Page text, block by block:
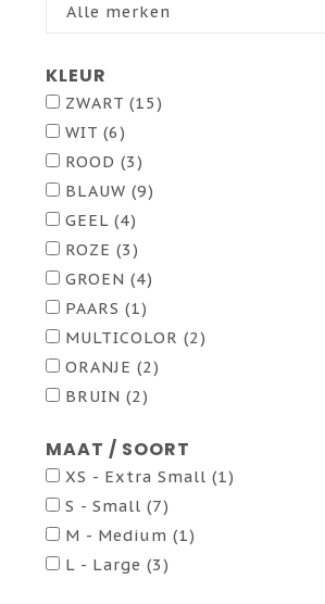
Alle merken
KLEUR
ZWART (15)
WIT (6)
ROOD (3)
BLAUW (9)
GEEL (4)
ROZE (3)
GROEN (4)
PAARS (1)
MULTICOLOR (2)
ORANJE (2)
BRUIN (2)
MAAT / SOORT
XS - Extra Small (1)
S - Small (7)
M - Medium (1)
L - Large (3)